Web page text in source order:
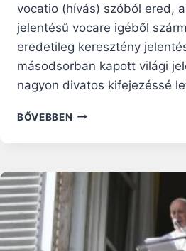
vocatio (hívás) szóból ered,
jelentésű vocare igéből
eredetileg keresztény
másodsorban kapott világi
nagyon divatos kifejezéssé
BŐVEBBEN MI